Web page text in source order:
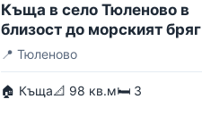
Къща в село Тюленово в
близост до морският бряг
📍 Тюленово
🏠 Къща📐 98 кв.м🛏 3